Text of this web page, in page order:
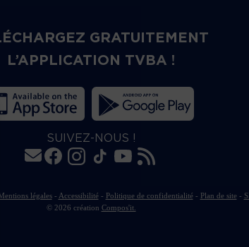
GRATUITEMENT
L’APPLICATION TVBA !
SUIVEZ-NOUS !
légales- Accessibilité- Politique de confidentialité- Plan de site-
© 2026 création Compos'it.